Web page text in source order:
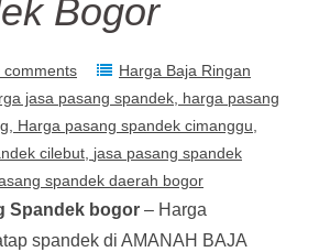
Bogor
comments
Harga Baja Ringan
jasa pasang spandek harga pasang
Harga pasang spandek cimanggu
cilebut jasa pasang spandek
spandek daerah bogor
Spandek bogor – Harga
spandek di AMANAH BAJA